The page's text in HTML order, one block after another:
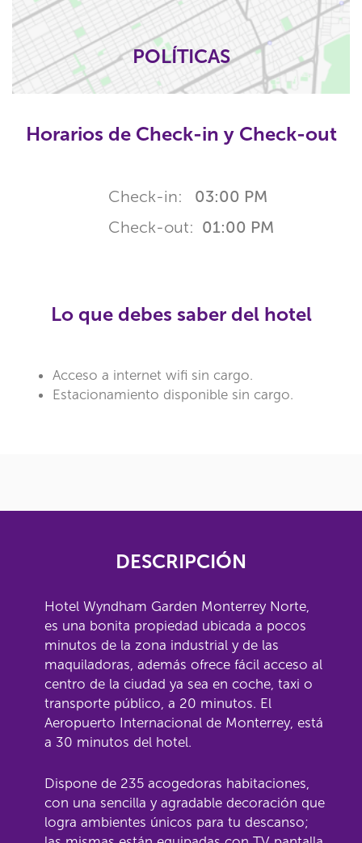
POLÍTICAS
Horarios de Check-in y Check-out
Check-in: 03:00 PM
Check-out: 01:00 PM
Lo que debes saber del hotel
Acceso a internet wifi sin cargo.
Estacionamiento disponible sin cargo.
DESCRIPCIÓN
Hotel Wyndham Garden Monterrey Norte,
es una bonita propiedad ubicada a pocos
minutos de la zona industrial y de las
maquiladoras, además ofrece fácil acceso al
centro de la ciudad ya sea en coche, taxi o
transporte público, a 20 minutos. El
Aeropuerto Internacional de Monterrey, está
a 30 minutos del hotel.
Dispone de 235 acogedoras habitaciones,
con una sencilla y agradable decoración que
logra ambientes únicos para tu descanso;